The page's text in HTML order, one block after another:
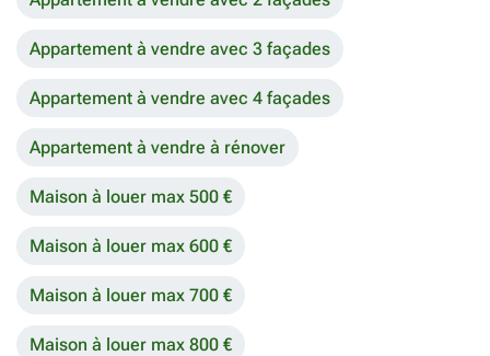
Appartement à vendre avec 3 façades
Appartement à vendre avec 4 façades
Appartement à vendre à rénover
Maison à louer max 500 €
Maison à louer max 600 €
Maison à louer max 700 €
Maison à louer max 800 €